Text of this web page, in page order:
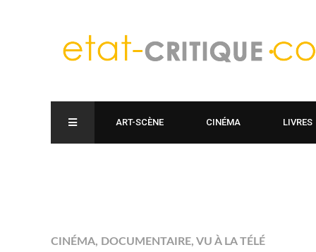
ART-SCÈNE CINÉMA LIVRES
CINÉMA, DOCUMENTAIRE, VU À LA TÉLÉ